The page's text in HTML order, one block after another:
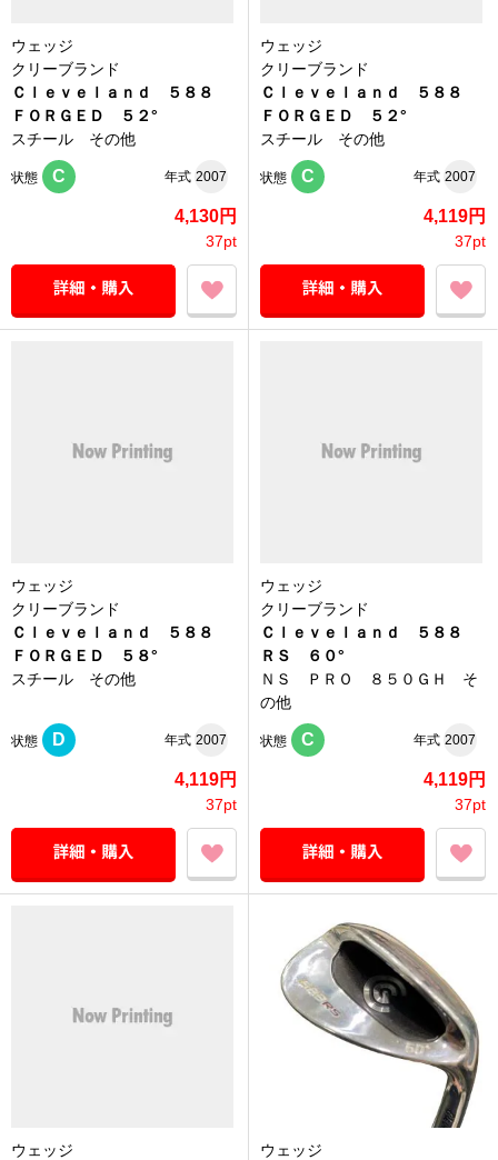
ウェッジ
クリーブランド
Ｃｌｅｖｅｌａｎｄ ５８８
ＦＯＲＧＥＤ ５２°
スチール その他
状態 C 年式 2007
4,130円
37pt
ウェッジ
クリーブランド
Ｃｌｅｖｅｌａｎｄ ５８８
ＦＯＲＧＥＤ ５２°
スチール その他
状態 C 年式 2007
4,119円
37pt
ウェッジ
クリーブランド
Ｃｌｅｖｅｌａｎｄ ５８８
ＦＯＲＧＥＤ ５８°
スチール その他
状態 D 年式 2007
4,119円
37pt
ウェッジ
クリーブランド
Ｃｌｅｖｅｌａｎｄ ５８８
ＲＳ ６０°
ＮＳ ＰＲＯ ８５０ＧＨ そ
の他
状態 C 年式 2007
4,119円
37pt
ウェッジ
ウェッジ